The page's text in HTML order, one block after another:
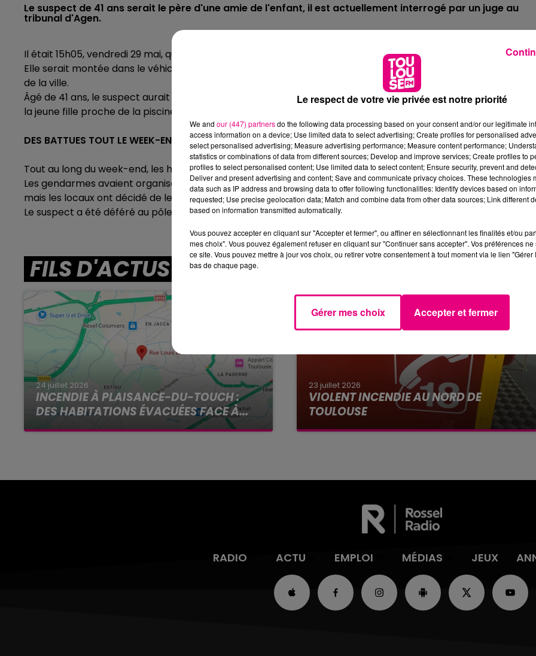
Le suspect de 41 ans serait le père d'une amie de l'enfant, il est actuellement interrogé par un juge au
tribunal d'Agen.
Il était 15h05, vendredi 29 mai, quand la jeune fille a été aperçue pour la dernière fois à la sortie de son
Elle serait montée dans le véhicule d'un homme qui a été identifié plus tard à l'aide des caméras de
de la ville.
Âgé de 41 ans, le suspect aurait tenu des propos contradictoires devant les gendarmes, affirmant avoir
la jeune fille proche de la piscine de Fleurance, où elle aurait demandé à être déposée.
DES BATTUES TOUT LE WEEK-END POUR TENTER DE RETROUVER LYHANNA
Tout au long du week-end, les habitants du village gersois se sont mobilisés pour retrouver la jeune fille.
Les gendarmes avaient organisé les battues puis conseillé aux familles de ne plus participer aux recherches,
mais les locaux ont décidé de les poursuivre.
Le suspect a été déféré au pôle criminel du parquet d'Agen et va être entendu par un juge.
FILS D'ACTUS
24 juillet 2026
INCENDIE À PLAISANCE-DU-TOUCH :
DES HABITATIONS ÉVACUÉES FACE À...
Alors que la Haute-Garonne est en vigilance
23 juillet 2026
VIOLENT INCENDIE AU NORD DE
TOULOUSE
La Haute-Garonne sera placé en alerte rouge
16h00 - 19h00
La Team de l'Aprem
RADIO ACTU EMPLOI MÉDIAS JEUX
Le respect de votre vie privée est notre priorité
We and our (447) partnersdo the following data processing based on your consent and/or our legitimate
access information on a device; Use limited data to select advertising; Create profiles for personalised
select personalised advertising; Measure advertising performance; Measure content performance;
statistics or combinations of data from different sources; Develop and improve services; Create profiles to
profiles to select personalised content; Use limited data to select content; Ensure security, prevent and
Deliver and present advertising and content; Save and communicate privacy choices. These technologies
data such as IP address and browsing data to offer following functionalities: Identify devices based on
requested; Use precise geolocation data; Match and combine data from other data sources; Link different
based on information transmitted automatically.
Vous pouvez accepter en cliquant sur "Accepter et fermer", ou affiner en sélectionnant les finalités et/ou
mes choix". Vous pouvez également refuser en cliquant sur "Continuer sans accepter". Vos préférences
ce site. Vous pouvez mettre à jour vos choix, ou retirer votre consentement à tout moment via le lien
bas de chaque page.
Gérer mes choix Accepter et fermer